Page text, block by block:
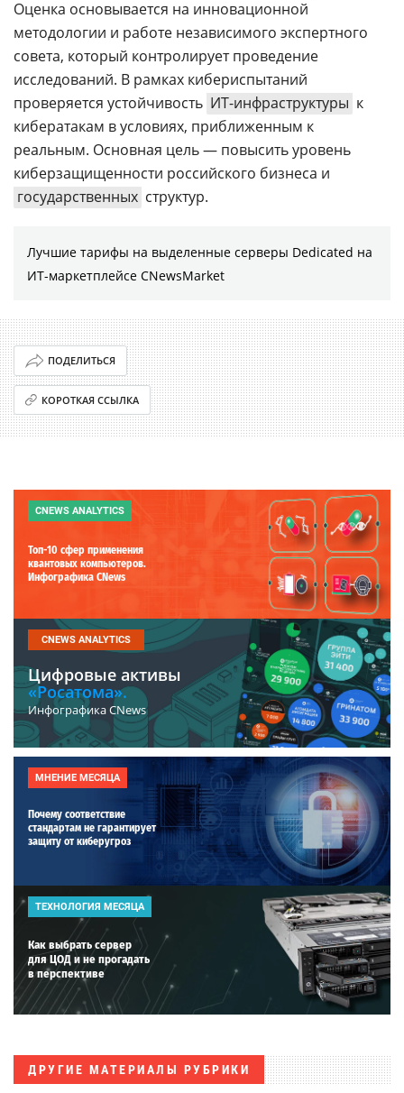
Оценка основывается на инновационной
методологии и работе независимого экспертного
совета, который контролирует проведение
исследований. В рамках кибериспытаний
проверяется устойчивость ИT-инфраструктуры к
кибератакам в условиях, приближенным к
реальным. Основная цель — повысить уровень
киберзащищенности российского бизнеса и
государственных структур.
Лучшие тарифы на выделенные серверы Dedicated на
ИТ-маркетплейсе CNewsMarket
ПОДЕЛИТЬСЯ
КОРОТКАЯ ССЫЛКА
CNEWS ANALYTICS
Топ-10 сфер применения
квантовых компьютеров.
Инфографика CNews
CNEWS ANALYTICS
Цифровые активы
«Росатома».
Инфографика CNews
МНЕНИЕ МЕСЯЦА
Почему соответствие
стандартам не гарантирует
защиту от киберугроз
ТЕХНОЛОГИЯ МЕСЯЦА
Как выбрать сервер
для ЦОД и не прогадать
в перспективе
ДРУГИЕ МАТЕРИАЛЫ РУБРИКИ